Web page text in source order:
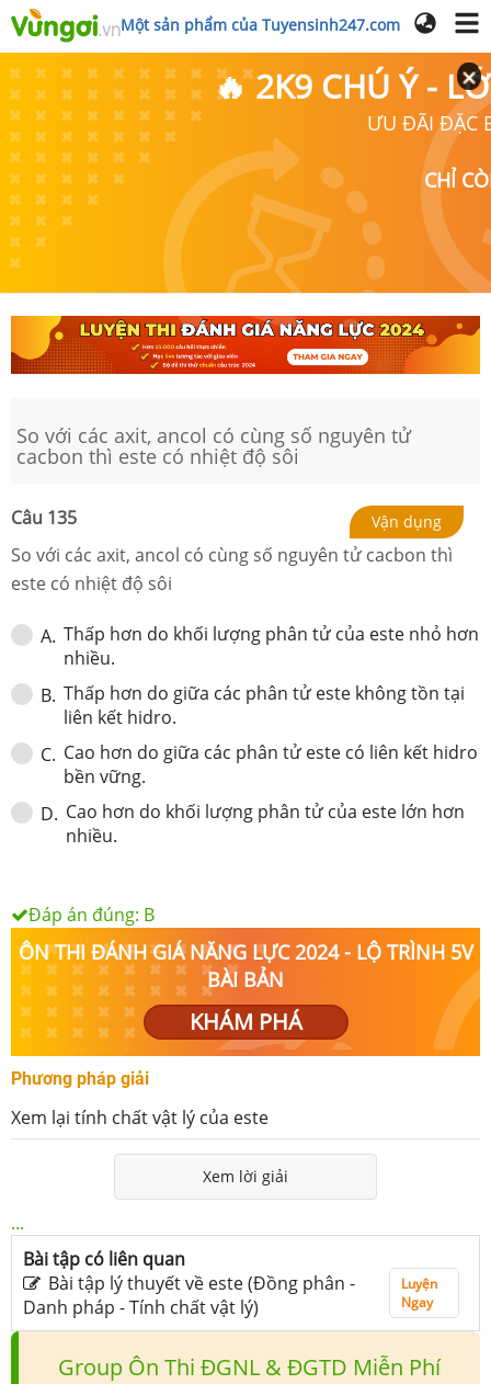
Một sản phẩm của Tuyensinh247.com
🔥 2K9 CHÚ Ý -
ƯU ĐÃI ĐẶC
CHỈ
So với các axit, ancol có cùng số nguyên tử
cacbon thì este có nhiệt độ sôi
Câu 135 Vận dụng
So với các axit, ancol có cùng số nguyên tử cacbon thì
este có nhiệt độ sôi
A. Thấp hơn do khối lượng phân tử của este nhỏ hơn
nhiều.
B. Thấp hơn do giữa các phân tử este không tồn tại
liên kết hidro.
C. Cao hơn do giữa các phân tử este có liên kết hidro
bền vững.
D. Cao hơn do khối lượng phân tử của este lớn hơn
nhiều.
Đáp án đúng: B
ÔN THI ĐÁNH GIÁ NĂNG LỰC 2024 - LỘ TRÌNH 5V
BÀI BẢN
KHÁM PHÁ
Phương pháp giải
Xem lại tính chất vật lý của este
Xem lời giải
...
Bài tập có liên quan
Bài tập lý thuyết về este (Đồng phân -
Danh pháp - Tính chất vật lý)
Luyện
Ngay
Group Ôn Thi ĐGNL & ĐGTD Miễn Phí